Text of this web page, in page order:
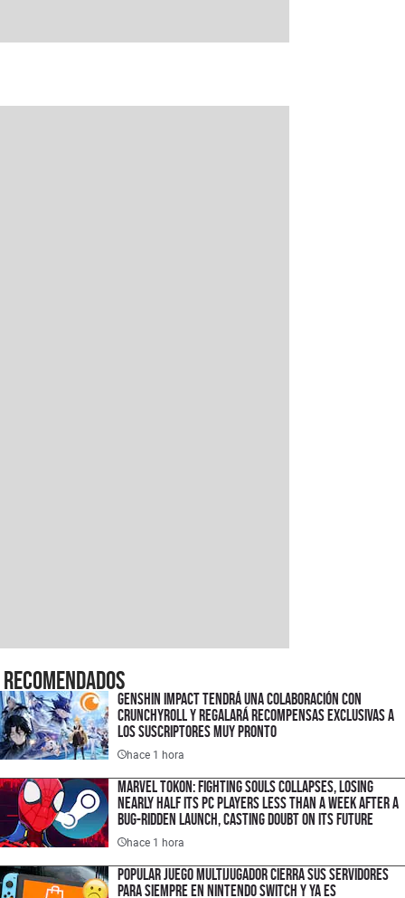
Recomendados
Genshin Impact tendrá una colaboración con
Crunchyroll y regalará recompensas exclusivas a
los suscriptores muy pronto
hace 1 hora
Marvel Tokon: Fighting Souls Collapses, Losing
Nearly Half Its PC Players Less Than a Week After a
Bug-Ridden Launch, Casting Doubt on Its Future
hace 1 hora
Popular juego multijugador cierra sus servidores
para siempre en Nintendo Switch y ya es